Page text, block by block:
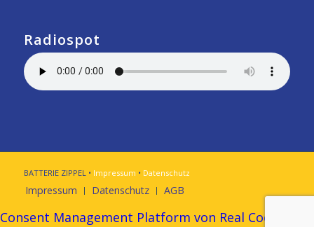
Radiospot
BATTERIE ZIPPEL • Impressum • Datenschutz
Impressum Datenschutz AGB
Consent Management Platform von Real Cookie